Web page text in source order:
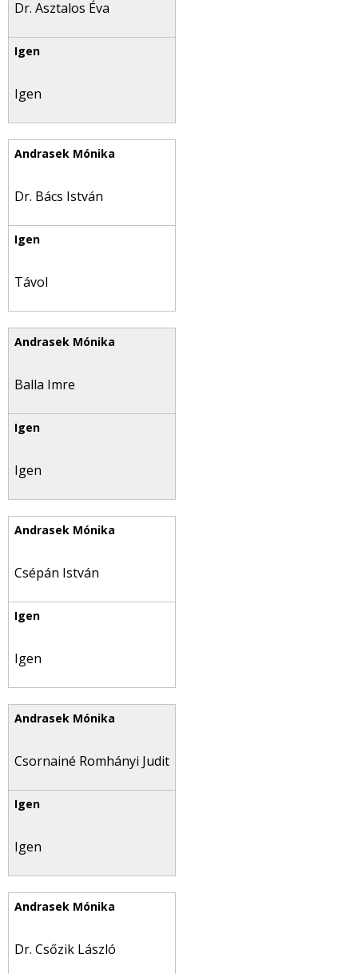
Dr. Asztalos Éva
Igen
Dr. Bács István
Távol
Balla Imre
Igen
Csépán István
Igen
Csornainé Romhányi Judit
Igen
Dr. Csőzik László